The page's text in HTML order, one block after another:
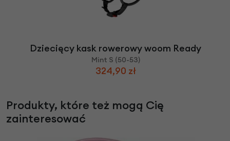
Dziecięcy kask rowerowy woom Ready
Mint S (50-53)
324,90 zł
Produkty, które też mogą Cię
zainteresować